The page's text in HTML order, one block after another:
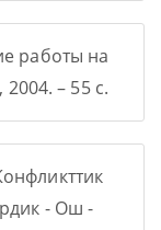
работы на
– 55 с.
- Ош -